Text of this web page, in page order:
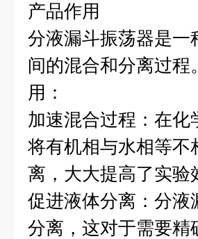
产品作用
分液漏斗振荡器是一
间的混合和分离过
用：
加速混合过程：在
将有机相与水相等不
离，大大提高了实验
促进液体分离：分液
分离，这对于需要精